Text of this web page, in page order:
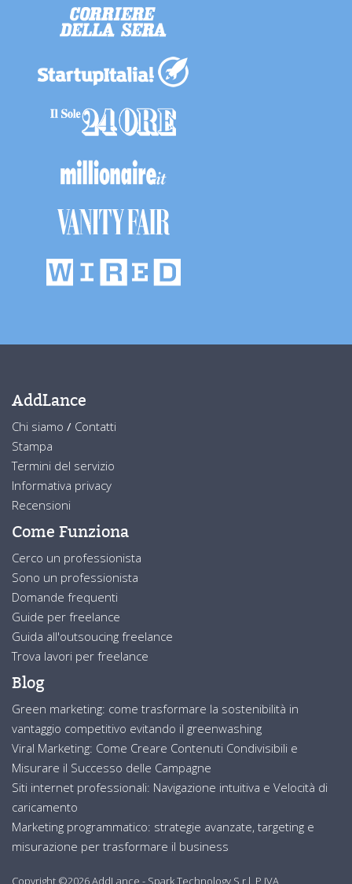
AddLance
Chi siamo / Contatti
Stampa
Termini del servizio
Informativa privacy
Recensioni
Come Funziona
Cerco un professionista
Sono un professionista
Domande frequenti
Guide per freelance
Guida all'outsoucing freelance
Trova lavori per freelance
Blog
Green marketing: come trasformare la sostenibilità in
vantaggio competitivo evitando il greenwashing
Viral Marketing: Come Creare Contenuti Condivisibili e
Misurare il Successo delle Campagne
Siti internet professionali: Navigazione intuitiva e Velocità di
caricamento
Marketing programmatico: strategie avanzate, targeting e
misurazione per trasformare il business
Copyright ©2026 AddLance - Spark Technology S.r.l. P.IVA